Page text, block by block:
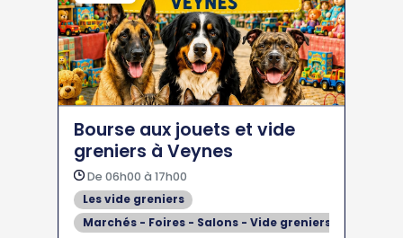
Bourse aux jouets et vide
greniers à Veynes
De 06h00 à 17h00
Les vide greniers
Marchés - Foires - Salons - Vide greniers